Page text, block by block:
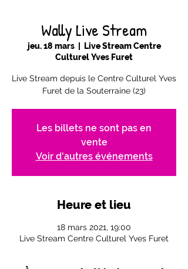
Wally Live Stream
jeu. 18 mars
  |
Live Stream Centre
Culturel Yves Furet
Live Stream depuis le Centre Culturel Yves
Furet de la Souterraine (23)
Les billets ne sont pas en
vente
Voir d'autres événements
Heure et lieu
18 mars 2021, 19:00
Live Stream Centre Culturel Yves Furet